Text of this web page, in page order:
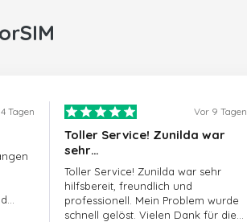
Tagen Vor 9 Tagen
Toller Service! Zunilda war
sehr…
Toller Service! Zunilda war sehr
hilfsbereit, freundlich und
professionell. Mein Problem wurde
schnell gelöst. Vielen Dank für die